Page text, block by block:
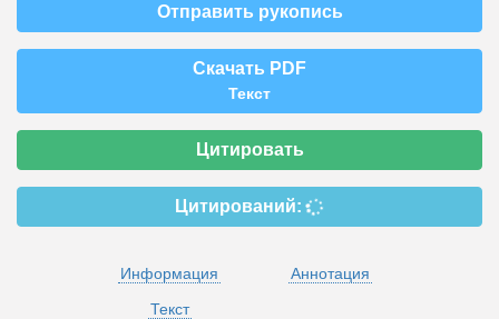
Отправить рукопись
Скачать PDF
Текст
Цитировать
Цитирований:
Информация
Аннотация
Текст